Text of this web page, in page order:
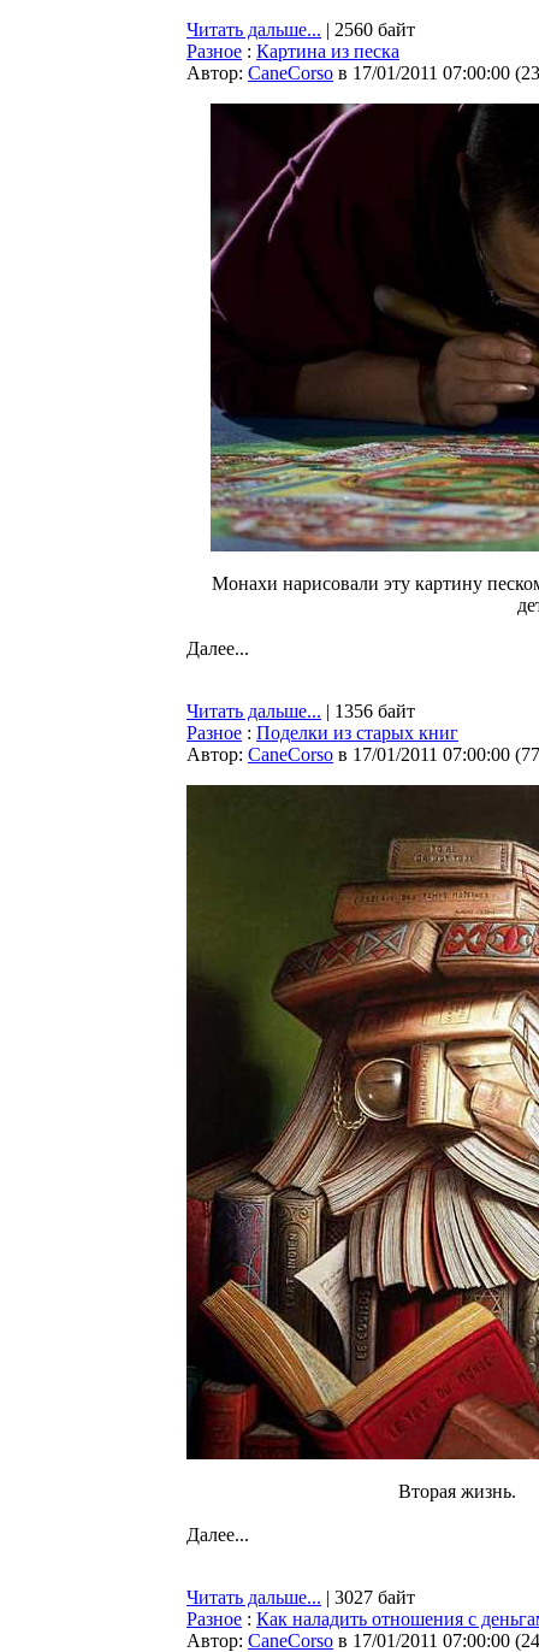
Читать дальше... | 2560 байт
Разное : Картина из песка
Автор: CaneCorso в 17/01/2011 07:00:00 (
Монахи нарисовали эту картину
Далее...
Читать дальше... | 1356 байт
Разное : Поделки из старых книг
Автор: CaneCorso в 17/01/2011 07:00:00 (
Вторая жизнь.
Далее...
Читать дальше... | 3027 байт
Разное : Как наладить отношения с
Автор: CaneCorso в 17/01/2011 07:00:00 (